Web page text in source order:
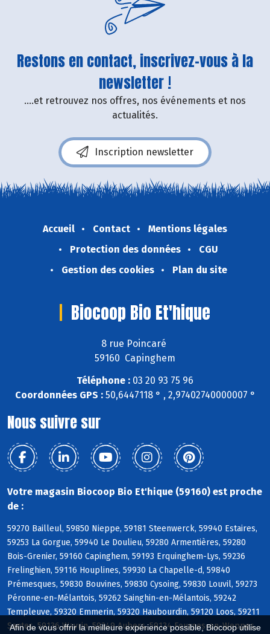
Afin de vous offrir la meilleure expérience possible, Biocoop utilise
Restons en contact, inscrivez-vous à la
newsletter !
....et retrouvez nos offres, nos événements et nos
actualités.
Inscription newsletter
Accueil Contact
Mentions légales
Protection des données
CGU
Gestion des cookies
Plan du site
Biocoop Bio Et'hique
8 rue Poincaré
59160 Capinghem
Téléphone : 03 20 93 75 96
Coordonnées GPS :50,6447118 ° , 2,97402740000007 °
Nous suivre sur
Votre magasin Biocoop Bio Et'hique (59160) est proche
de :
59270 Bailleul, 59850 Nieppe, 59181 Steenwerck, 59940 Estaires,
59253 La Gorgue, 59940 Le Doulieu, 59280 Armentières, 59280
Bois-Grenier, 59160 Capinghem, 59193 Erquinghem-Lys, 59236
Frelinghien, 59116 Houplines, 59930 La Chapelle-d, 59840
Prémesques, 59830 Bouvines, 59830 Cysoing, 59830 Louvil, 59273
Péronne-en-Mélantois, 59262 Sainghin-en-Mélantois, 59242
Templeuve, 59320 Emmerin, 59320 Haubourdin, 59120 Loos, 59211
Santes, 59136 Wavrin, 59249 Aubers, 59134 Fournes-en-Weppes,